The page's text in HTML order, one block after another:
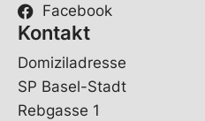
Facebook
Kontakt
Domiziladresse
SP Basel-Stadt
Rebgasse 1